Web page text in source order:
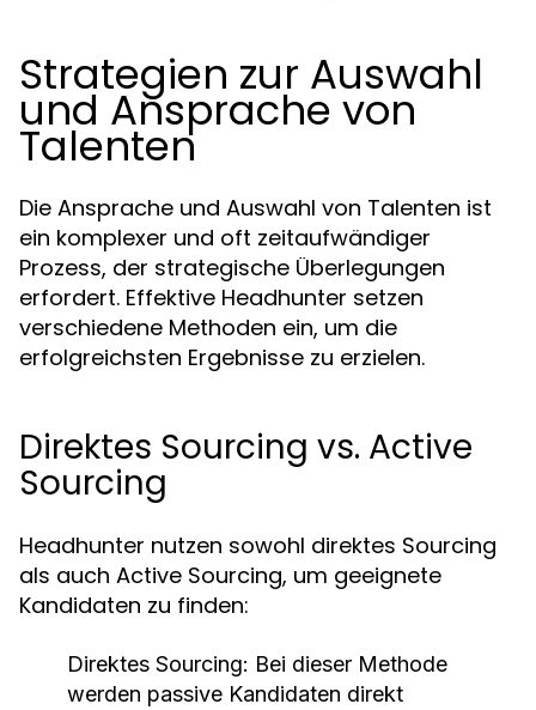
Strategien zur Auswahl
und Ansprache von
Talenten
Die Ansprache und Auswahl von Talenten ist
ein komplexer und oft zeitaufwändiger
Prozess, der strategische Überlegungen
erfordert. Effektive Headhunter setzen
verschiedene Methoden ein, um die
erfolgreichsten Ergebnisse zu erzielen.
Direktes Sourcing vs. Active
Sourcing
Headhunter nutzen sowohl direktes Sourcing
als auch Active Sourcing, um geeignete
Kandidaten zu finden:
Direktes Sourcing: Bei dieser Methode
werden passive Kandidaten direkt